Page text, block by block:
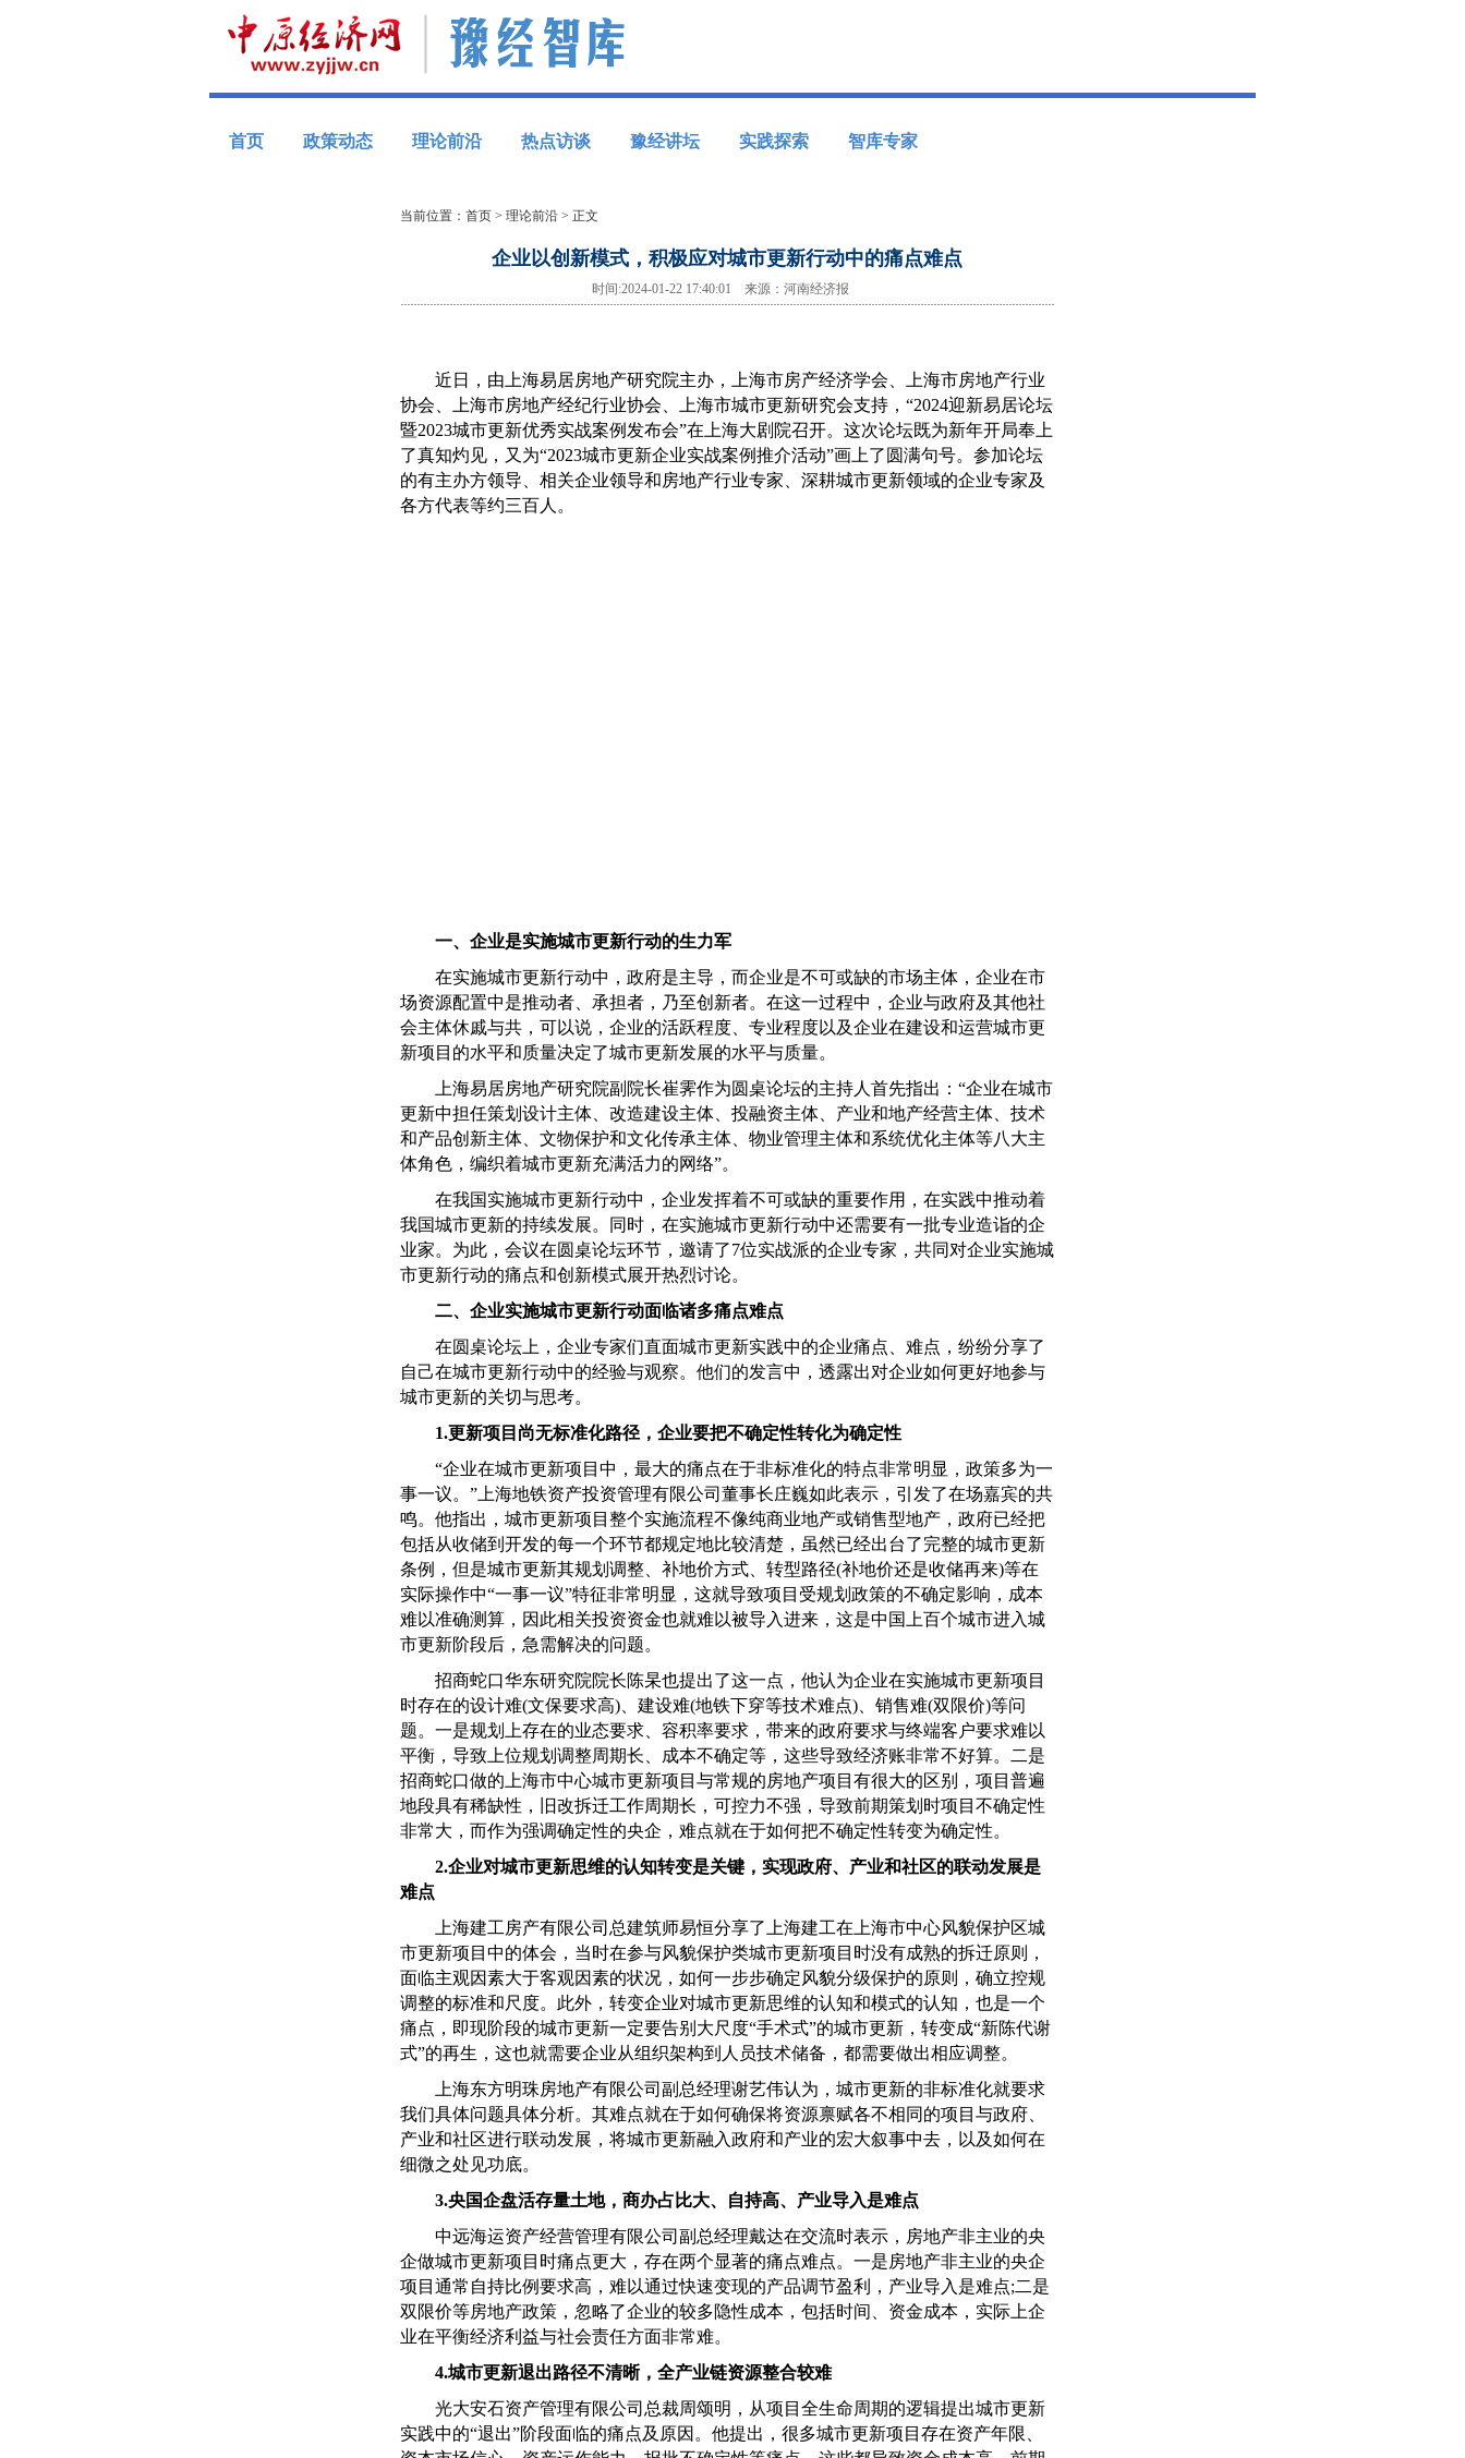
首页 政策动态 理论前沿 热点访谈 豫经讲坛 实践探索 智库专家
当前位置： 首页 > 理论前沿 > 正文
企业以创新模式，积极应对城市更新行动中的痛点难点
时间:2024-01-22 17:40:01 来源：河南经济报
近日，由上海易居房地产研究院主办，上海市房产经济学会、上海市房地产行业
协会、上海市房地产经纪行业协会、上海市城市更新研究会支持，“2024迎新易居论坛
暨2023城市更新优秀实战案例发布会”在上海大剧院召开。这次论坛既为新年开局奉上
了真知灼见，又为“2023城市更新企业实战案例推介活动”画上了圆满句号。参加论坛
的有主办方领导、相关企业领导和房地产行业专家、深耕城市更新领域的企业专家及
各方代表等约三百人。
一、企业是实施城市更新行动的生力军
在实施城市更新行动中，政府是主导，而企业是不可或缺的市场主体，企业在市
场资源配置中是推动者、承担者，乃至创新者。在这一过程中，企业与政府及其他社
会主体休戚与共，可以说，企业的活跃程度、专业程度以及企业在建设和运营城市更
新项目的水平和质量决定了城市更新发展的水平与质量。
上海易居房地产研究院副院长崔霁作为圆桌论坛的主持人首先指出：“企业在城市
更新中担任策划设计主体、改造建设主体、投融资主体、产业和地产经营主体、技术
和产品创新主体、文物保护和文化传承主体、物业管理主体和系统优化主体等八大主
体角色，编织着城市更新充满活力的网络”。
在我国实施城市更新行动中，企业发挥着不可或缺的重要作用，在实践中推动着
我国城市更新的持续发展。同时，在实施城市更新行动中还需要有一批专业造诣的企
业家。为此，会议在圆桌论坛环节，邀请了7位实战派的企业专家，共同对企业实施城
市更新行动的痛点和创新模式展开热烈讨论。
二、企业实施城市更新行动面临诸多痛点难点
在圆桌论坛上，企业专家们直面城市更新实践中的企业痛点、难点，纷纷分享了
自己在城市更新行动中的经验与观察。他们的发言中，透露出对企业如何更好地参与
城市更新的关切与思考。
1.更新项目尚无标准化路径，企业要把不确定性转化为确定性
“企业在城市更新项目中，最大的痛点在于非标准化的特点非常明显，政策多为一
事一议。”上海地铁资产投资管理有限公司董事长庄巍如此表示，引发了在场嘉宾的共
鸣。他指出，城市更新项目整个实施流程不像纯商业地产或销售型地产，政府已经把
包括从收储到开发的每一个环节都规定地比较清楚，虽然已经出台了完整的城市更新
条例，但是城市更新其规划调整、补地价方式、转型路径(补地价还是收储再来)等在
实际操作中“一事一议”特征非常明显，这就导致项目受规划政策的不确定影响，成本
难以准确测算，因此相关投资资金也就难以被导入进来，这是中国上百个城市进入城
市更新阶段后，急需解决的问题。
招商蛇口华东研究院院长陈杲也提出了这一点，他认为企业在实施城市更新项目
时存在的设计难(文保要求高)、建设难(地铁下穿等技术难点)、销售难(双限价)等问
题。一是规划上存在的业态要求、容积率要求，带来的政府要求与终端客户要求难以
平衡，导致上位规划调整周期长、成本不确定等，这些导致经济账非常不好算。二是
招商蛇口做的上海市中心城市更新项目与常规的房地产项目有很大的区别，项目普遍
地段具有稀缺性，旧改拆迁工作周期长，可控力不强，导致前期策划时项目不确定性
非常大，而作为强调确定性的央企，难点就在于如何把不确定性转变为确定性。
2.企业对城市更新思维的认知转变是关键，实现政府、产业和社区的联动发展是
难点
上海建工房产有限公司总建筑师易恒分享了上海建工在上海市中心风貌保护区城
市更新项目中的体会，当时在参与风貌保护类城市更新项目时没有成熟的拆迁原则，
面临主观因素大于客观因素的状况，如何一步步确定风貌分级保护的原则，确立控规
调整的标准和尺度。此外，转变企业对城市更新思维的认知和模式的认知，也是一个
痛点，即现阶段的城市更新一定要告别大尺度“手术式”的城市更新，转变成“新陈代谢
式”的再生，这也就需要企业从组织架构到人员技术储备，都需要做出相应调整。
上海东方明珠房地产有限公司副总经理谢艺伟认为，城市更新的非标准化就要求
我们具体问题具体分析。其难点就在于如何确保将资源禀赋各不相同的项目与政府、
产业和社区进行联动发展，将城市更新融入政府和产业的宏大叙事中去，以及如何在
细微之处见功底。
3.央国企盘活存量土地，商办占比大、自持高、产业导入是难点
中远海运资产经营管理有限公司副总经理戴达在交流时表示，房地产非主业的央
企做城市更新项目时痛点更大，存在两个显著的痛点难点。一是房地产非主业的央企
项目通常自持比例要求高，难以通过快速变现的产品调节盈利，产业导入是难点;二是
双限价等房地产政策，忽略了企业的较多隐性成本，包括时间、资金成本，实际上企
业在平衡经济利益与社会责任方面非常难。
4.城市更新退出路径不清晰，全产业链资源整合较难
光大安石资产管理有限公司总裁周颂明，从项目全生命周期的逻辑提出城市更新
实践中的“退出”阶段面临的痛点及原因。他提出，很多城市更新项目存在资产年限、